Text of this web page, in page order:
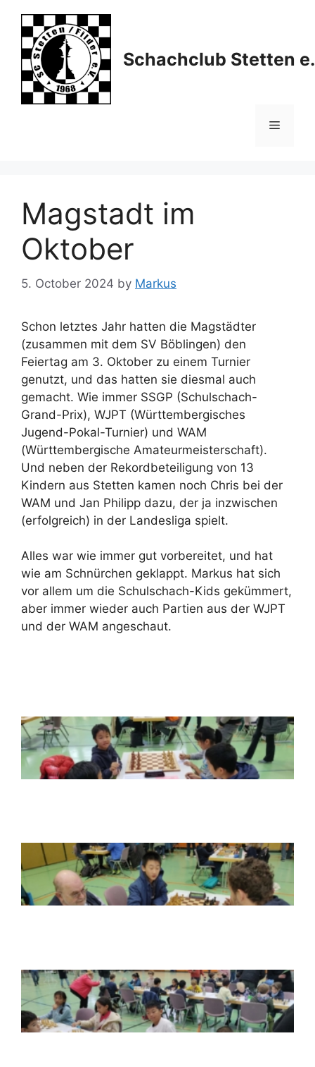
content
Schachclub Stetten
Menu
Magstadt im
Oktober
5. October 2024 by Markus
Schon letztes Jahr hatten die Magstädter
(zusammen mit dem SV Böblingen) den
Feiertag am 3. Oktober zu einem Turnier
genutzt, und das hatten sie diesmal auch
gemacht. Wie immer SSGP (Schulschach-
Grand-Prix), WJPT (Württembergisches
Jugend-Pokal-Turnier) und WAM
(Württembergische Amateurmeisterschaft).
Und neben der Rekordbeteiligung von 13
Kindern aus Stetten kamen noch Chris bei der
WAM und Jan Philipp dazu, der ja inzwischen
(erfolgreich) in der Landesliga spielt.
Alles war wie immer gut vorbereitet, und hat
wie am Schnürchen geklappt. Markus hat sich
vor allem um die Schulschach-Kids gekümmert,
aber immer wieder auch Partien aus der WJPT
und der WAM angeschaut.